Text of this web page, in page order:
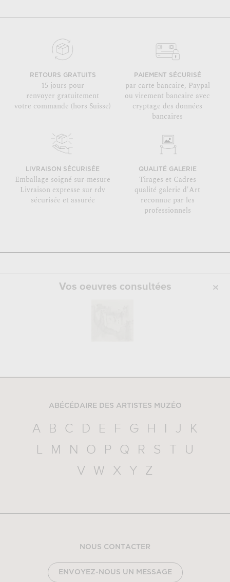
RETOURS GRATUITS
15 jours pour
renvoyer gratuitement
votre commande (hors Suisse)
PAIEMENT SÉCURISÉ
par carte bancaire, Paypal
ou virement bancaire avec
cryptage des données
bancaires
LIVRAISON SÉCURISÉE
Emballage soigné sur-mesure
Livraison expresse sur rdv
sécurisée et assurée
QUALITÉ GALERIE
Tirages et Cadres
qualité galerie d'Art
reconnue par les
professionnels
Vos oeuvres consultées
ABÉCÉDAIRE DES ARTISTES MUZÉO
A B C D E F G H J
K
L
M N O P Q R S
U
V
W X Y Z
NOUS CONTACTER
ENVOYEZ-NOUS UN MESSAGE